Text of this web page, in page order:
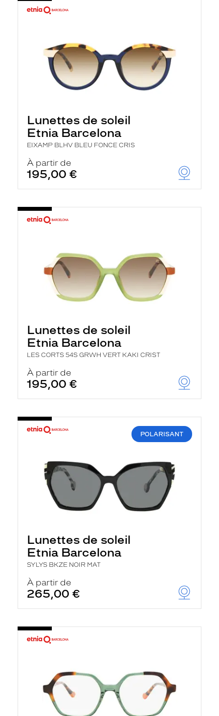
Lunettes de soleil
Etnia Barcelona
EIXAMP BLHV BLEU FONCE CRIS
À partir de
195,00 €
Lunettes de soleil
Etnia Barcelona
LES CORTS 54S GRWH VERT KAKI CRIST
À partir de
195,00 €
POLARISANT
Lunettes de soleil
Etnia Barcelona
SYLYS BKZE NOIR MAT
À partir de
265,00 €